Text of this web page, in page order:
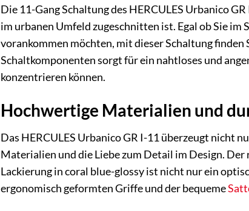
Die 11-Gang Schaltung des HERCULES Urbanico
im urbanen Umfeld zugeschnitten ist. Egal ob Sie
vorankommen möchten, mit dieser Schaltung finden
Schaltkomponenten sorgt für ein nahtloses und
konzentrieren können.
Hochwertige Materialien und
Das HERCULES Urbanico GR I-11 überzeugt nicht
Materialien und die Liebe zum Detail im Design.
Lackierung in coral blue-glossy ist nicht nur ein
ergonomisch geformten Griffe und der bequeme